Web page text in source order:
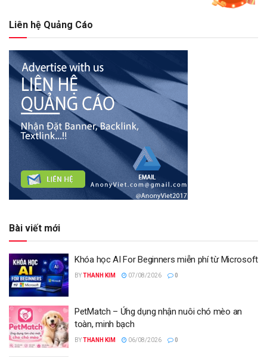
Liên hệ Quảng Cáo
Bài viết mới
Khóa học AI For Beginners miễn phí từ Microsoft
BYTHANH KIM 07/08/2026 0
PetMatch – Ứng dụng nhận nuôi chó mèo an
toàn, minh bạch
BYTHANH KIM 06/08/2026 0